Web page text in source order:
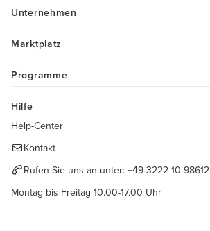
Unternehmen
Marktplatz
Programme
Hilfe
Help-Center
Kontakt
Rufen Sie uns an unter: +49 3222 10 98612
Montag bis Freitag 10.00-17.00 Uhr